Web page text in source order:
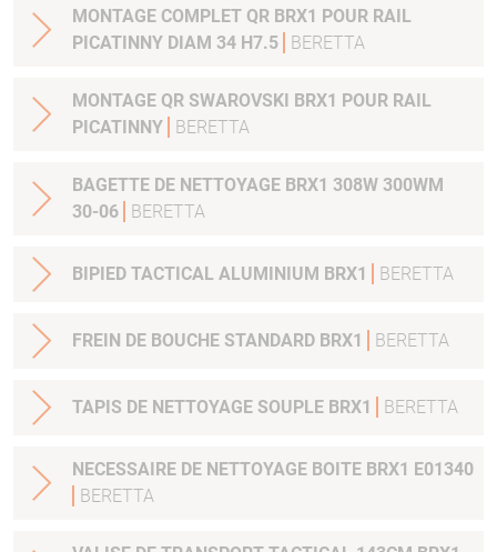
MONTAGE COMPLET QR BRX1 POUR RAIL
PICATINNY DIAM 34 H7.5
BERETTA
MONTAGE QR SWAROVSKI BRX1 POUR RAIL
PICATINNY
BERETTA
BAGETTE DE NETTOYAGE BRX1 308W 300WM
30-06
BERETTA
BIPIED TACTICAL ALUMINIUM BRX1 BERETTA
FREIN DE BOUCHE STANDARD BRX1 BERETTA
TAPIS DE NETTOYAGE SOUPLE BRX1 BERETTA
NECESSAIRE DE NETTOYAGE BOITE BRX1 E01340
BERETTA